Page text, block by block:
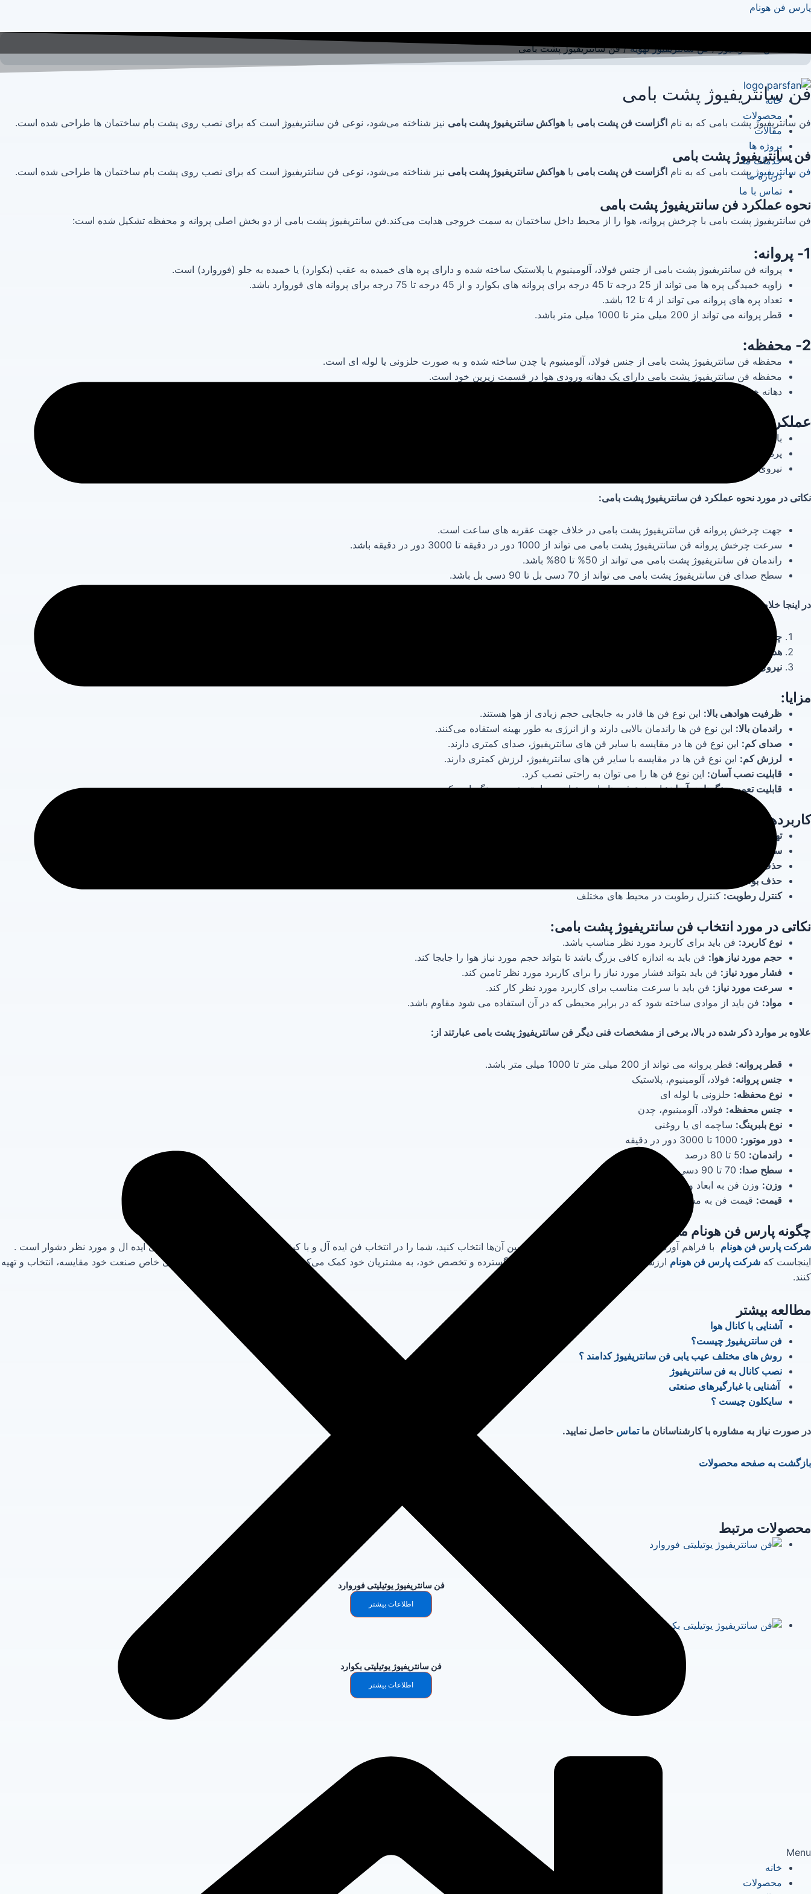
پارس فن هونام
خانه
محصولات
مقالات
پروژه ها
خدمات ما
درباره ما
تماس با ما
Menu
خانه
محصولات
فن سانتریفیوژ/فن سانتریفیوژ تهویه/ فن سانتریفیوژ پشت بامی
فن سانتریفیوژ پشت بامی
فن سانتریفیوژ پشت بامی که به نام اگزاست فن پشت بامی یا هواکش سانتریفیوژ پشت بامی نیز شناخته می‌شود، نوعی فن سانتریفیوژ است که برای نصب روی پشت بام ساختمان ها طراحی شده است.
فن سانتریفیوژ پشت بامی
فن سانتریفیوژ پشت بامی که به نام اگزاست فن پشت بامی یا هواکش سانتریفیوژ پشت بامی نیز شناخته می‌شود، نوعی فن سانتریفیوژ است که برای نصب روی پشت بام ساختمان ها طراحی شده است.
نحوه عملکرد فن سانتریفیوژ پشت بامی
فن سانتریفیوژ پشت بامی با چرخش پروانه، هوا را از محیط داخل ساختمان به سمت خروجی هدایت می‌کند.فن سانتریفیوژ پشت بامی از دو بخش اصلی پروانه و محفظه تشکیل شده است:
1- پروانه:
پروانه فن سانتریفیوژ پشت بامی از جنس فولاد، آلومینیوم یا پلاستیک ساخته شده و دارای پره های خمیده به عقب (بکوارد) یا خمیده به جلو (فوروارد) است.
زاویه خمیدگی پره ها می تواند از 25 درجه تا 45 درجه برای پروانه های بکوارد و از 45 درجه تا 75 درجه برای پروانه های فوروارد باشد.
تعداد پره های پروانه می تواند از 4 تا 12 باشد.
قطر پروانه می تواند از 200 میلی متر تا 1000 میلی متر باشد.
2- محفظه:
محفظه فن سانتریفیوژ پشت بامی از جنس فولاد، آلومینیوم یا چدن ساخته شده و به صورت حلزونی یا لوله ای است.
محفظه فن سانتریفیوژ پشت بامی دارای یک دهانه ورودی هوا در قسمت زیرین خود است.
دهانه خروجی هوا در قسمت بالای محفظه قرار دارد.
عملکرد:
با چرخش پروانه، هوا از دهانه ورودی به داخل محفظه کشیده می‌شود.
پره های پروانه، هوا را به سمت مرکز محفظه هدایت می‌کنند.
نیروی گریز از مرکز، هوا را با سرعت بالا به سمت خروجی هدایت می‌کند.
نکاتی در مورد نحوه عملکرد فن سانتریفیوژ پشت بامی:
جهت چرخش پروانه فن سانتریفیوژ پشت بامی در خلاف جهت عقربه های ساعت است.
سرعت چرخش پروانه فن سانتریفیوژ پشت بامی می تواند از 1000 دور در دقیقه تا 3000 دور در دقیقه باشد.
راندمان فن سانتریفیوژ پشت بامی می تواند از 50% تا 80% باشد.
سطح صدای فن سانتریفیوژ پشت بامی می تواند از 70 دسی بل تا 90 دسی بل باشد.
در اینجا خلاصه ای از نحوه عملکرد فن سانتریفیوژ پشت بامی ارائه می دهیم:
چرخش پروانه:
هدایت هوا:
نیروی گریز از مرکز:
مزایا:
ظرفیت هوادهی بالا: این نوع فن ها قادر به جابجایی حجم زیادی از هوا هستند.
راندمان بالا: این نوع فن ها راندمان بالایی دارند و از انرژی به طور بهینه استفاده می‌کنند.
صدای کم: این نوع فن ها در مقایسه با سایر فن های سانتریفیوژ، صدای کمتری دارند.
لرزش کم: این نوع فن ها در مقایسه با سایر فن های سانتریفیوژ، لرزش کمتری دارند.
قابلیت نصب آسان: این نوع فن ها را می توان به راحتی نصب کرد.
قابلیت تعمیر و نگهداری آسان:این نوع فن ها را می توان به راحتی تعمیر و نگهداری کرد.
کاربردها:
تهویه مطبوع:
سیستم های هواساز:
حذف دود و بخار:
حذف بو:
کنترل رطوبت: کنترل رطوبت در محیط های مختلف
نکاتی در مورد انتخاب فن سانتریفیوژ پشت بامی:
نوع کاربرد: فن باید برای کاربرد مورد نظر مناسب باشد.
حجم مورد نیاز هوا: فن باید به اندازه کافی بزرگ باشد تا بتواند حجم مورد نیاز هوا را جابجا کند.
فشار مورد نیاز: فن باید بتواند فشار مورد نیاز را برای کاربرد مورد نظر تامین کند.
سرعت مورد نیاز: فن باید با سرعت مناسب برای کاربرد مورد نظر کار کند.
مواد: فن باید از موادی ساخته شود که در برابر محیطی که در آن استفاده می شود مقاوم باشد.
علاوه بر موارد ذکر شده در بالا، برخی از مشخصات فنی دیگر فن سانتریفیوژ پشت بامی عبارتند از:
قطر پروانه: قطر پروانه می تواند از 200 میلی متر تا 1000 میلی متر باشد.
جنس پروانه: فولاد، آلومینیوم، پلاستیک
نوع محفظه: حلزونی یا لوله ای
جنس محفظه: فولاد، آلومینیوم، چدن
نوع بلبرینگ: ساچمه ای یا روغنی
دور موتور:
راندمان:
سطح صدا:
وزن: وزن فن به ابعاد و جنس آن بستگی دارد.
قیمت: قیمت فن به مشخصات فنی آن بستگی دارد.
چگونه پارس فن هونام می تواند به شما کمک کند ؟
شرکت پارس فن هونام با فراهم آوردن گزینه‌های فراوانی که می‌توانید از بین آن‌ها انتخاب کنید، شما را در انتخاب فن ایده آل و با کیفیت یاری می کند.انتخاب فن صنعتی ایده ال و مورد نظر دشوار است .
اینجاست که شرکت پارس فن هونام ارزشمند است. این شرکت با پایگاه داده گسترده و تخصص خود، به مشتریان خود کمک می‌کند تا فن ایده‌آل را متناسب با نیازهای خاص صنعت خود مقایسه، انتخاب و تهیه
کنند.
مطالعه بیشتر
آشنایی با کانال هوا
فن سانتریفیوژ چیست؟
روش های مختلف عیب یابی فن سانتریفیوژ کدامند ؟
نصب کانال به فن سانتریفیوژ
آشنایی با غبارگیرهای صنعتی
سایکلون چیست ؟
در صورت نیاز به مشاوره با کارشناسانان ماتماس حاصل نمایید.
بازگشت به صفحه محصولات
محصولات مرتبط
فن سانتریفیوژ یوتیلیتی فوروارد
اطلاعات بیشتر
فن سانتریفیوژ یوتیلیتی بکوارد
اطلاعات بیشتر